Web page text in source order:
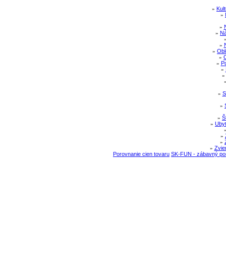
»
»
»
»
»
»
»
»
»
»
»
»
»
»
»
»
»
Porovnanie cien tovaru SK-FUN - zábavný